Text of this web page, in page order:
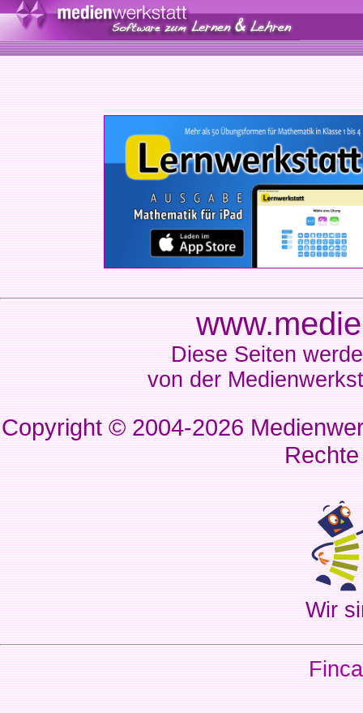
Diese Seiten
von der
Copyright © 2004-2026
Wir